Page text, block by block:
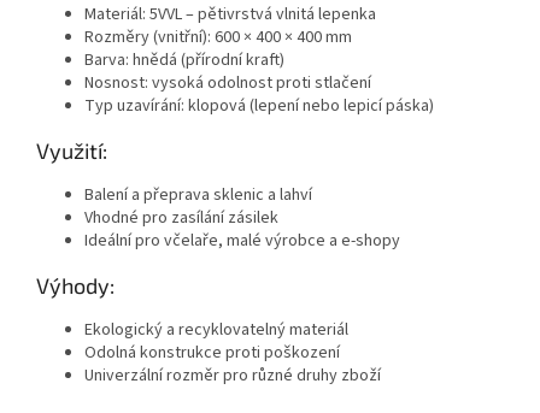
Materiál: 5VVL – pětivrstvá vlnitá lepenka
Rozměry (vnitřní): 600 × 400 × 400 mm
Barva: hnědá (přírodní kraft)
Nosnost: vysoká odolnost proti stlačení
Typ uzavírání: klopová (lepení nebo lepicí páska)
Využití:
Balení a přeprava sklenic a lahví
Vhodné pro zasílání zásilek
Ideální pro včelaře, malé výrobce a e-shopy
Výhody:
Ekologický a recyklovatelný materiál
Odolná konstrukce proti poškození
Univerzální rozměr pro různé druhy zboží